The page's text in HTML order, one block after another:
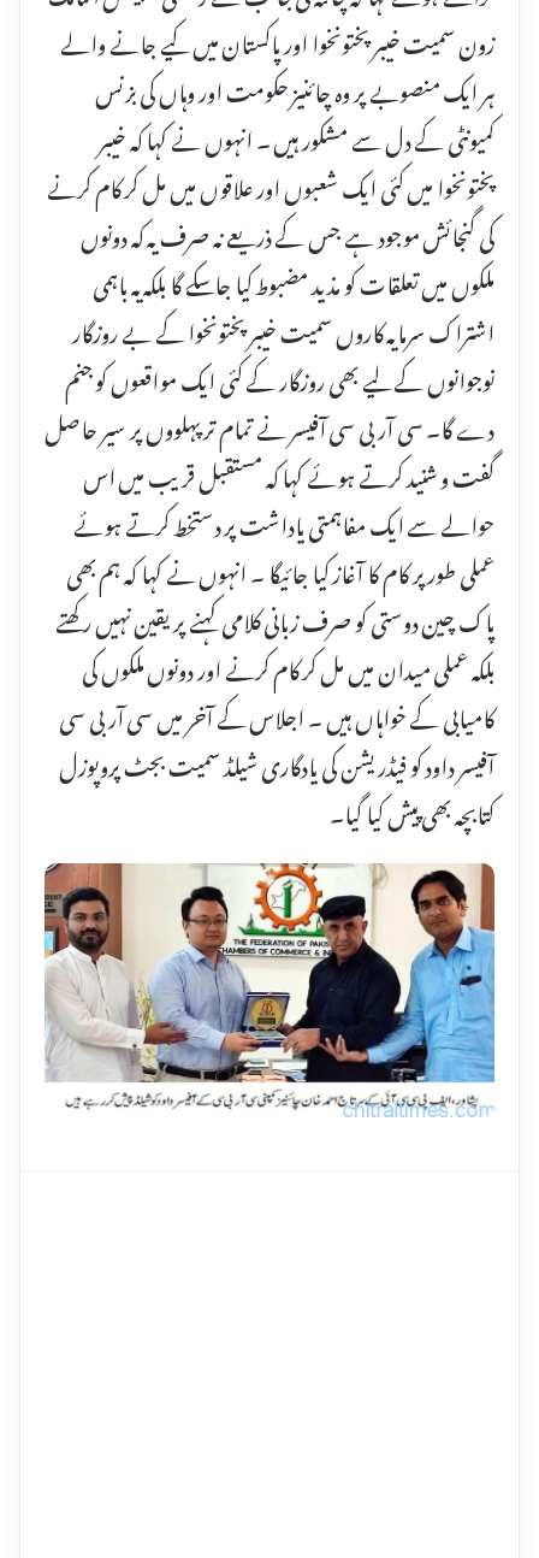
زون سمیت خیبر پختونخوا اور پاکستان میں کیے جانے والے
ہر ایک منصوبے پر وہ چائنیز حکومت اور وہاں کی بزنس
کمیونٹی کے دل سے مشکور ہیں ۔ انہوں نے کہا کہ خیبر
پختونخوا میں کئی ایک شعبوں اور علاقوں میں مل کر کام کرنے
کی گنجائش موجود ہے جس کے ذریعے نہ صرف یہ کہ دونوں
ملکوں میں تعلقات کو مذید مضبوط کیا جاسکے گا بلکہ یہ باہمی
اشتراک سرمایہ کاروں سمیت خیبر پختونخوا کے بے روزگار
نوجوانوں کے لیے بھی روزگار کے کئی ایک مواقعوں کو جنم
دے گا۔ سی آر بی سی آفیسر نے تمام تر پہلووں پر سیر حاصل
گفت و شنید کرتے ہوئے کہا کہ مستقبل قریب میں اس
حوالے سے ایک مفاہمتی یاداشت پر دستخط کرتے ہوئے
عملی طور پر کام کا آغاز کیا جائیگا ۔ انہوں نے کہا کہ ہم بھی
پاک چین دوستی کو صرف زبانی کلامی کہنے پر یقین نہیں رکھتے
بلکہ عملی میدان میں مل کر کام کرنے اور دونوں ملکوں کی
کامیابی کے خواہاں ہیں ۔ اجلاس کے آخر میں سی آر بی سی
آفیسر داود کو فیڈریشن کی یادگاری شیلڈ سمیت بجٹ پروپوزل
کتابچہ بھی پیش کیا گیا۔